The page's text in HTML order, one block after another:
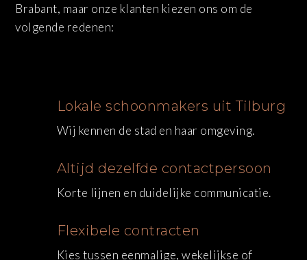
Brabant, maar onze klanten kiezen ons om de
volgende redenen:
Lokale schoonmakers uit Tilburg
Wij kennen de stad en haar omgeving.
Altijd dezelfde contactpersoon
Korte lijnen en duidelijke communicatie.
Flexibele contracten
Kies tussen eenmalige, wekelijkse of